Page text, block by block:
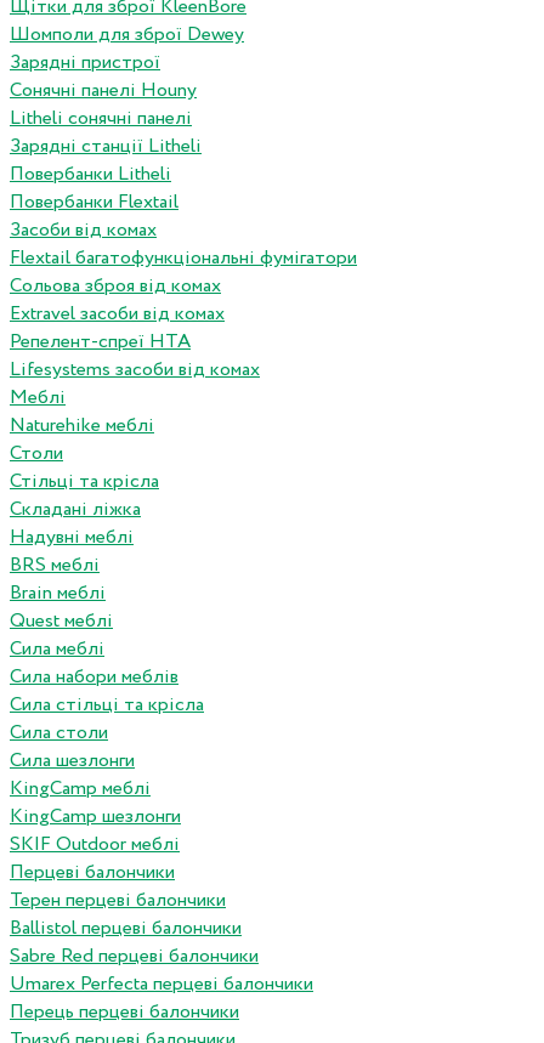
Щітки для зброї KleenBore
Шомполи для зброї Dewey
Зарядні пристрої
Сонячні панелі Houny
Litheli сонячні панелі
Зарядні станції Litheli
Повербанки Litheli
Повербанки Flextail
Засоби від комах
Flextail багатофункціональні фумігатори
Сольова зброя від комах
Extravel засоби від комах
Репелент-спреї HTA
Lifesystems засоби від комах
Меблі
Naturehike меблі
Столи
Стільці та крісла
Складані ліжка
Надувні меблі
BRS меблі
Brain меблі
Quest меблі
Сила меблі
Сила набори меблів
Сила стільці та крісла
Сила столи
Сила шезлонги
KingCamp меблі
KingCamp шезлонги
SKIF Outdoor меблі
Перцеві балончики
Терен перцеві балончики
Ballistol перцеві балончики
Sabre Red перцеві балончики
Umarex Perfecta перцеві балончики
Перець перцеві балончики